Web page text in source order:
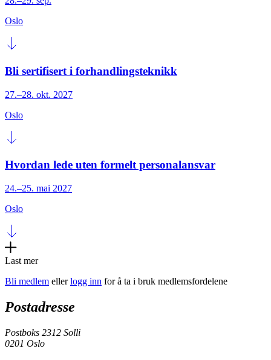
Oslo
Bli sertifisert i forhandlingsteknikk
27.–28. okt. 2027
Oslo
Hvordan lede uten formelt personalansvar
24.–25. mai 2027
Oslo
Last mer
Bli medlem ellerlogg inn for å ta i bruk medlemsfordelene
Postadresse
Postboks 2312 Solli
0201 Oslo